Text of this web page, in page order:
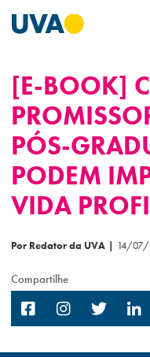
A UVA
CURSOS
FORMAS DE INGRESSO
Acontece na UVA
[E-BOOK]
PÓS-
PODEM
VIDA
Por Redator da UVA | 14/07/
Compartilhe